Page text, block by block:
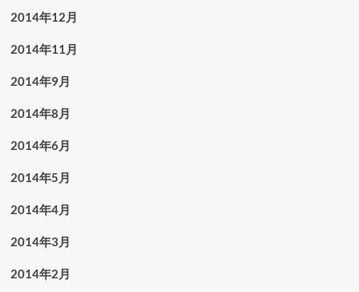
2014年12月
2014年11月
2014年9月
2014年8月
2014年6月
2014年5月
2014年4月
2014年3月
2014年2月